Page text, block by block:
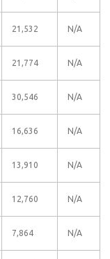
21,532 N/A
21,774 N/A
30,546 N/A
16,636 N/A
13,910 N/A
12,760 N/A
7,864 N/A